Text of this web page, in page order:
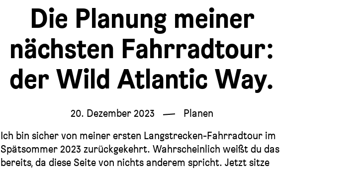
Die Planung meiner
nächsten Fahrradtour:
der Wild Atlantic Way.
20. Dezember 2023
Planen
Ich bin sicher von meiner ersten Langstrecken-Fahrradtour im
Spätsommer 2023 zurückgekehrt. Wahrscheinlich weißt du das
bereits, da diese Seite von nichts anderem spricht. Jetzt sitze